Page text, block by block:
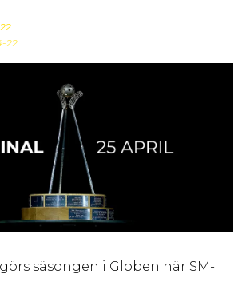
22
säsongen i Globen när SM-